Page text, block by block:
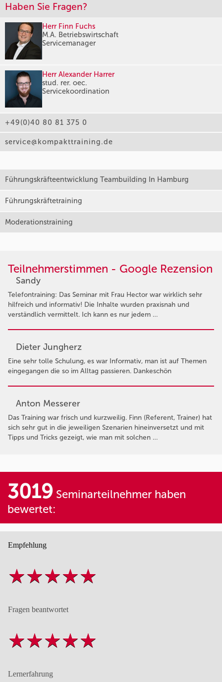
Haben Sie Fragen?
Herr Finn Fuchs
M.A. Betriebswirtschaft
Servicemanager
Herr Alexander Harrer
stud. rer. oec.
Servicekoordination
+49(0)40 80 81 375 0
service@kompakttraining.de
Führungskräfteentwicklung Teambuilding In Hamburg
Führungskräftetraining
Moderationstraining
Teilnehmerstimmen - Google Rezension
Sandy
Telefontraining: Das Seminar mit Frau Hector war wirklich sehr
hilfreich und informativ! Die Inhalte wurden praxisnah und
verständlich vermittelt. Ich kann es nur jedem …
Dieter Jungherz
Eine sehr tolle Schulung, es war Informativ, man ist auf Themen
eingegangen die so im Alltag passieren. Dankeschön
Anton Messerer
Das Training war frisch und kurzweilig. Finn (Referent, Trainer) hat
sich sehr gut in die jeweiligen Szenarien hineinversetzt und mit
Tipps und Tricks gezeigt, wie man mit solchen …
3019 Seminarteilnehmer haben
bewertet:
Empfehlung
Fragen beantwortet
Lernerfahrung